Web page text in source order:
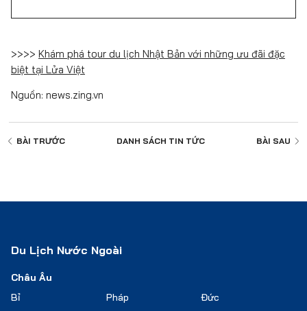
>>>> Khám phá tour du lịch Nhật Bản với những ưu đãi đặc
biệt tại Lửa Việt
Nguồn: news.zing.vn
BÀI TRƯỚC DANH SÁCH TIN TỨC BÀI SAU
Du Lịch Nước Ngoài
Châu Âu
Bỉ
Pháp
Đức